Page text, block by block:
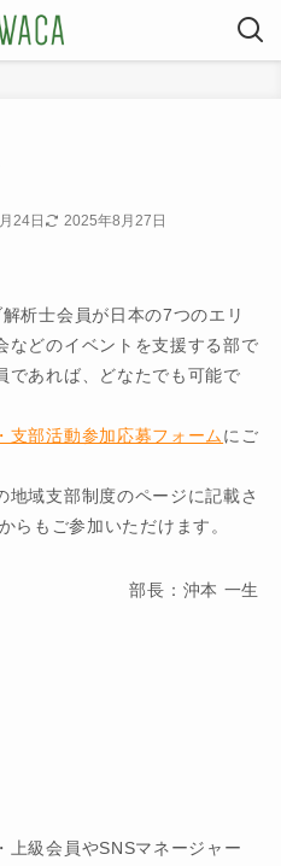
24日 2025年8月27日
析士会員が日本の7つのエリ
などのイベントを支援する部で
であれば、どなたでも可能で
支部活動参加応募フォームにご
地域支部制度のページに記載さ
もご参加いただけます。
部長：沖本 一生
上級会員やSNSマネージャー